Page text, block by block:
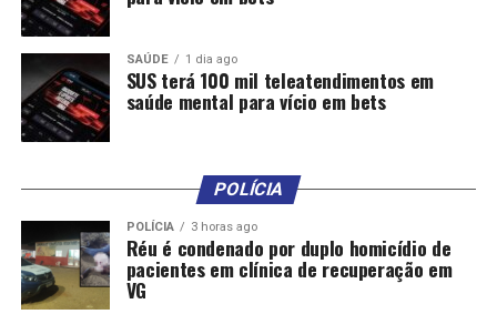
seja, o Governo do Estado irá recompor todas essas
perdas aos municípios a partir do próximo ano”.
RELATED TOPICS: ALTERA APROVAM
CÁLCULO
DEPUTADOS
DESTAQUE
MATOGROSSO
MUNICÍPIOS
SAÚDE 1 dia ago
SUS terá 100 mil teleatendimentos em
saúde mental para vício em bets
POLÍCIA
POLÍCIA 3 horas ago
Réu é condenado por duplo homicídio de
pacientes em clínica de recuperação em
VG